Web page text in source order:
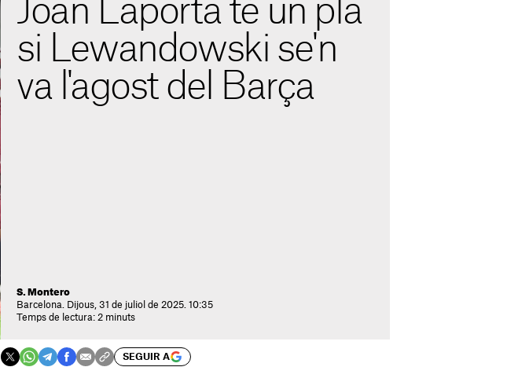
Joan Laporta té un pla
si Lewandowski se'n
va l'agost del Barça
S. Montero
Barcelona. Dijous, 31 de juliol de 2025. 10:35
Temps de lectura: 2 minuts
SEGUIR A